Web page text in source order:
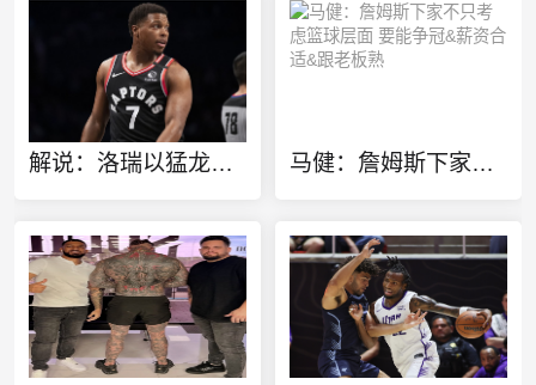
解说：洛瑞以猛龙球员身份进行退役也算是功成身退、落叶归根了 马健：詹姆斯下家不只考虑篮球层面 要能争冠&薪资合适&跟老板熟